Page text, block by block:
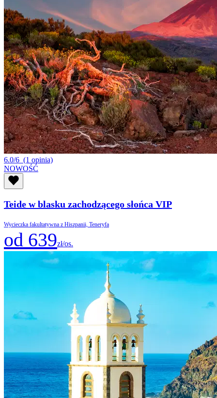
6.0/6 (1 opinia)
NOWOŚĆ
Teide w blasku zachodzącego słońca VIP
Wycieczka fakultatywna z Hiszpanii, Teneryfa
od 639zł/os.